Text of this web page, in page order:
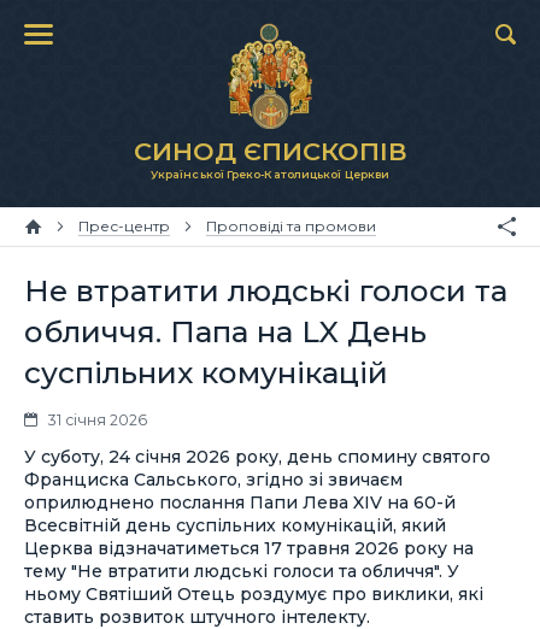
СИНОД ЄПИСКОПІВ
Української Греко-Католицької Церкви
Прес-центр Проповіді та промови
Не втратити людські голоси та
обличчя. Папа на LX День
суспільних комунікацій
31 січня 2026
У суботу, 24 січня 2026 року, день спомину святого
Франциска Сальського, згідно зі звичаєм
оприлюднено послання Папи Лева XIV на 60-й
Всесвітній день суспільних комунікацій, який
Церква відзначатиметься 17 травня 2026 року на
тему "Не втратити людські голоси та обличчя". У
ньому Святіший Отець роздумує про виклики, які
ставить розвиток штучного інтелекту.